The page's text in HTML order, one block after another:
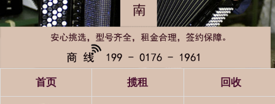
首页 揽租 回收